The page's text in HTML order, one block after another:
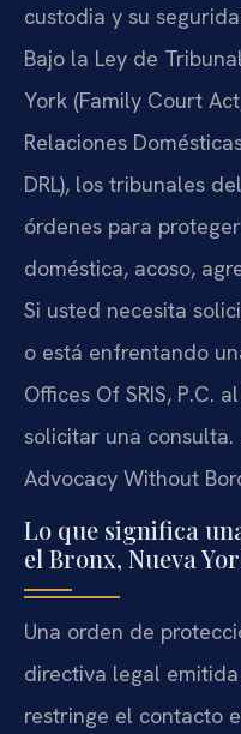
custodia y su
Bajo la Ley de
York (Family Court
Relaciones
DRL), los tribunales
órdenes para
doméstica, acoso,
Si usted necesita
o está enfrentando
Offices Of SRIS, P.C.
solicitar una consulta.
Advocacy Without
Lo que significa
el Bronx, Nueva
Una orden de
directiva legal
restringe el contacto